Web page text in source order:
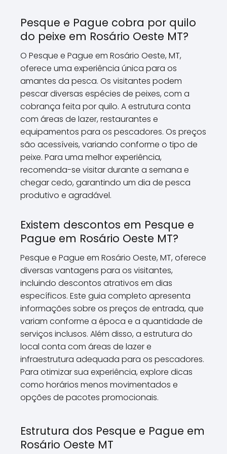
Pesque e Pague cobra por quilo
do peixe em Rosário Oeste MT?
O Pesque e Pague em Rosário Oeste, MT,
oferece uma experiência única para os
amantes da pesca. Os visitantes podem
pescar diversas espécies de peixes, com a
cobrança feita por quilo. A estrutura conta
com áreas de lazer, restaurantes e
equipamentos para os pescadores. Os preços
são acessíveis, variando conforme o tipo de
peixe. Para uma melhor experiência,
recomenda-se visitar durante a semana e
chegar cedo, garantindo um dia de pesca
produtivo e agradável.
Existem descontos em Pesque e
Pague em Rosário Oeste MT?
Pesque e Pague em Rosário Oeste, MT, oferece
diversas vantagens para os visitantes,
incluindo descontos atrativos em dias
específicos. Este guia completo apresenta
informações sobre os preços de entrada, que
variam conforme a época e a quantidade de
serviços inclusos. Além disso, a estrutura do
local conta com áreas de lazer e
infraestrutura adequada para os pescadores.
Para otimizar sua experiência, explore dicas
como horários menos movimentados e
opções de pacotes promocionais.
Estrutura dos Pesque e Pague em
Rosário Oeste MT